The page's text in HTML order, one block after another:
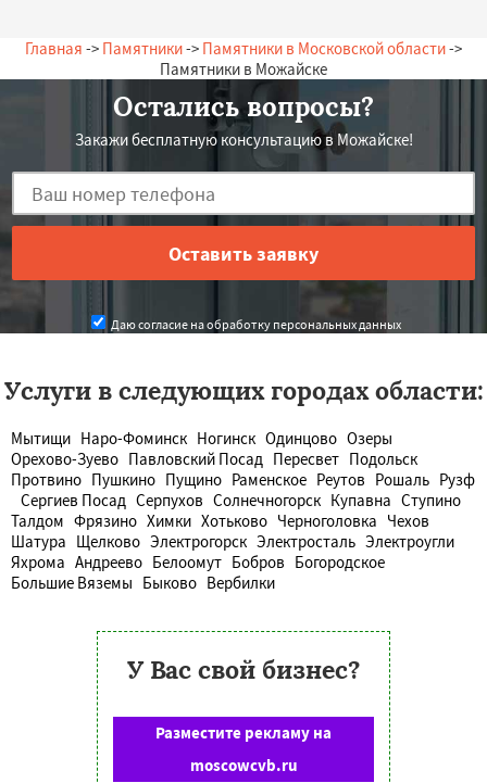
Главная -> Памятники-> Памятники в Московской области->
Памятники в Можайске
Остались вопросы?
Закажи бесплатную консультацию в Можайске!
Даю согласие на обработку персональных данных
Услуги в следующих городах области:
Мытищи Наро-Фоминск Ногинск Одинцово Озеры
Орехово-Зуево Павловский Посад Пересвет Подольск
Протвино Пушкино Пущино Раменское Реутов Рошаль Рузф
Сергиев Посад Серпухов Солнечногорск Купавна Ступино
Талдом Фрязино Химки Хотьково Черноголовка Чехов
Шатура Щелково Электрогорск Электросталь Электроугли
Яхрома Андреево Белоомут Бобров Богородское
Большие Вяземы Быково Вербилки
У Вас свой бизнес?
Разместите рекламу на
moscowcvb.ru